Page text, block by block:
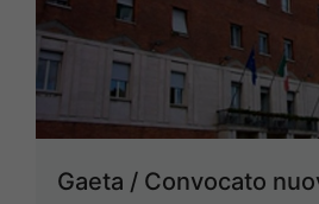
Gaeta / Convocato